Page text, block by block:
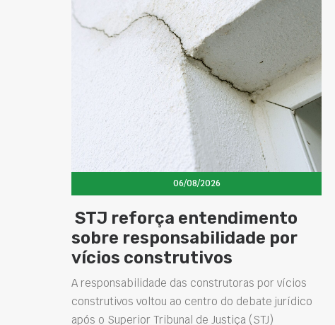
06/08/2026
STJ reforça entendimento
sobre responsabilidade por
vícios construtivos
A responsabilidade das construtoras por vícios
construtivos voltou ao centro do debate jurídico
após o Superior Tribunal de Justiça (STJ)